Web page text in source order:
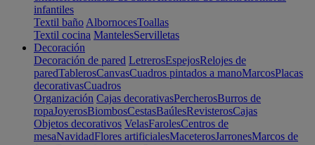
infantiles
Textil baño AlbornocesToallas
Textil cocina MantelesServilletas
Decoración
Decoración de pared LetrerosEspejosRelojes de
paredTablerosCanvasCuadros pintados a manoMarcosPlacas
decorativasCuadros
Organización Cajas decorativasPercherosBurros de
ropaJoyerosBiombosCestasBaúlesRevisterosCajas
Objetos decorativos VelasFarolesCentros de
mesaNavidadFlores artificialesMaceterosJarronesMarcos de